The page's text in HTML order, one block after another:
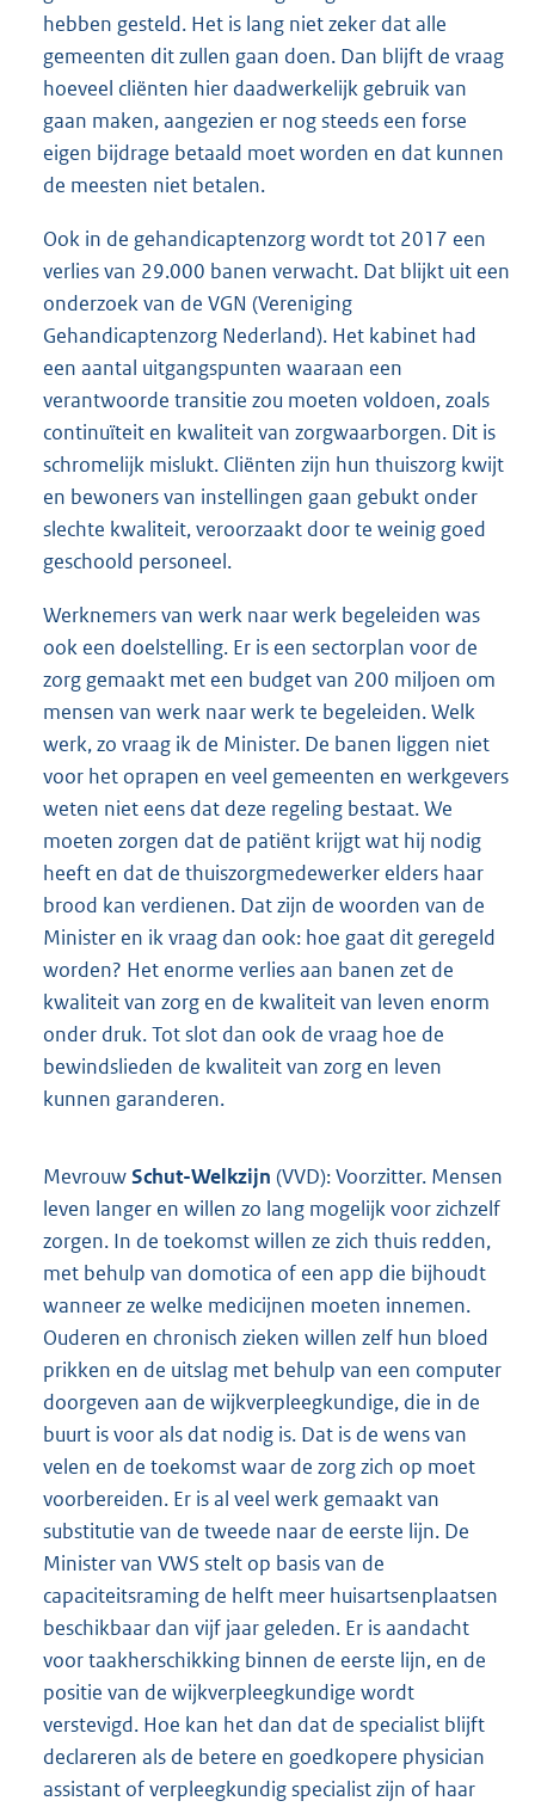
hebben gesteld. Het is lang niet zeker dat alle
gemeenten dit zullen gaan doen. Dan blijft de vraag
hoeveel cliënten hier daadwerkelijk gebruik van
gaan maken, aangezien er nog steeds een forse
eigen bijdrage betaald moet worden en dat kunnen
de meesten niet betalen.
Ook in de gehandicaptenzorg wordt tot 2017 een
verlies van 29.000 banen verwacht. Dat blijkt uit een
onderzoek van de VGN (Vereniging
Gehandicaptenzorg Nederland). Het kabinet had
een aantal uitgangspunten waaraan een
verantwoorde transitie zou moeten voldoen, zoals
continuïteit en kwaliteit van zorgwaarborgen. Dit is
schromelijk mislukt. Cliënten zijn hun thuiszorg kwijt
en bewoners van instellingen gaan gebukt onder
slechte kwaliteit, veroorzaakt door te weinig goed
geschoold personeel.
Werknemers van werk naar werk begeleiden was
ook een doelstelling. Er is een sectorplan voor de
zorg gemaakt met een budget van 200 miljoen om
mensen van werk naar werk te begeleiden. Welk
werk, zo vraag ik de Minister. De banen liggen niet
voor het oprapen en veel gemeenten en werkgevers
weten niet eens dat deze regeling bestaat. We
moeten zorgen dat de patiënt krijgt wat hij nodig
heeft en dat de thuiszorgmedewerker elders haar
brood kan verdienen. Dat zijn de woorden van de
Minister en ik vraag dan ook: hoe gaat dit geregeld
worden? Het enorme verlies aan banen zet de
kwaliteit van zorg en de kwaliteit van leven enorm
onder druk. Tot slot dan ook de vraag hoe de
bewindslieden de kwaliteit van zorg en leven
kunnen garanderen.
MevrouwSchut-Welkzijn (VVD): Voorzitter. Mensen
leven langer en willen zo lang mogelijk voor zichzelf
zorgen. In de toekomst willen ze zich thuis redden,
met behulp van domotica of een app die bijhoudt
wanneer ze welke medicijnen moeten innemen.
Ouderen en chronisch zieken willen zelf hun bloed
prikken en de uitslag met behulp van een computer
doorgeven aan de wijkverpleegkundige, die in de
buurt is voor als dat nodig is. Dat is de wens van
velen en de toekomst waar de zorg zich op moet
voorbereiden. Er is al veel werk gemaakt van
substitutie van de tweede naar de eerste lijn. De
Minister van VWS stelt op basis van de
capaciteitsraming de helft meer huisartsenplaatsen
beschikbaar dan vijf jaar geleden. Er is aandacht
voor taakherschikking binnen de eerste lijn, en de
positie van de wijkverpleegkundige wordt
verstevigd. Hoe kan het dan dat de specialist blijft
declareren als de betere en goedkopere physician
assistant of verpleegkundig specialist zijn of haar